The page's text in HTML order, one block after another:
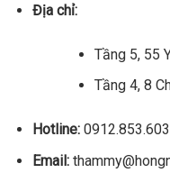
Địa chỉ:
Tầng 5, 55
Tầng 4, 8
Hotline:0912.853.603
Email: